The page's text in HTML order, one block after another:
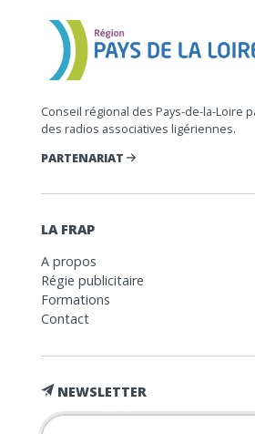
Conseil régional des Pays-de-la-Loire
des radios associatives ligériennes.
PARTENARIAT
LA FRAP
A propos
Régie publicitaire
Formations
Contact
NEWSLETTER